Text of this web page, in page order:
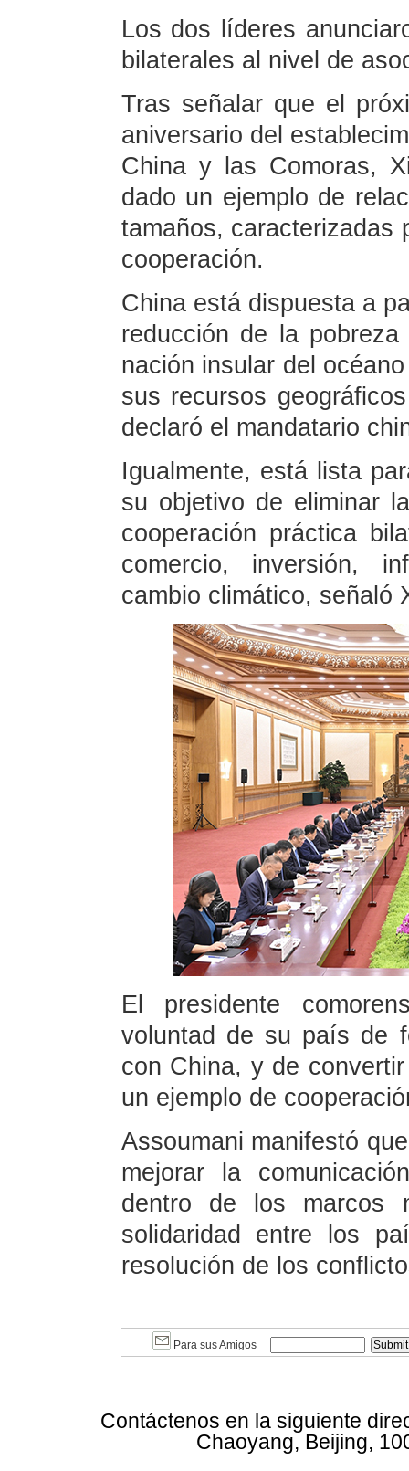
Los dos líderes
bilaterales al nivel de
Tras señalar que el
aniversario del
China y las Comoras,
dado un ejemplo de
tamaños, caracterizadas
cooperación.
China está dispuesta a
reducción de la
nación insular del
sus recursos
declaró el mandatario
Igualmente, está lista
su objetivo de eliminar
cooperación práctica
comercio, inversión,
cambio climático, señaló
El presidente
voluntad de su país de
con China, y de
un ejemplo de
Assoumani manifestó
mejorar la
dentro de los marcos
solidaridad entre los
resolución de los
Para sus Amigos
Contáctenos en la siguiente
Chaoyang, Beijing,